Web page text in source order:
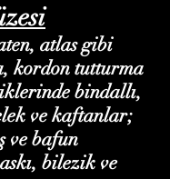
atlas gibi
kordon tutturma
bindallı,
ve kaftanlar;
ve bafun
bilezik ve